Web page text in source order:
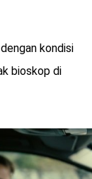
kondisi
bioskop di